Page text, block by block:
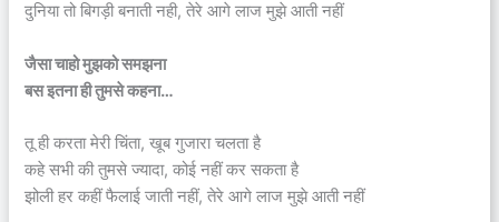
दुनिया तो बिगड़ी बनाती नही, तेरे आगे लाज मुझे आती नहीं
जैसा चाहो मुझको समझना
बस इतना ही तुमसे कहना…
तू ही करता मेरी चिंता, खूब गुजारा चलता है
कहे सभी की तुमसे ज्यादा, कोई नहीं कर सकता है
झोली हर कहीं फैलाई जाती नहीं, तेरे आगे लाज मुझे आती नहीं